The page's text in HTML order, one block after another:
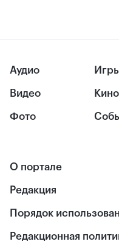
Аудио
Видео
Фото
Кино
О портале
Редакция
Порядок
Редакционная